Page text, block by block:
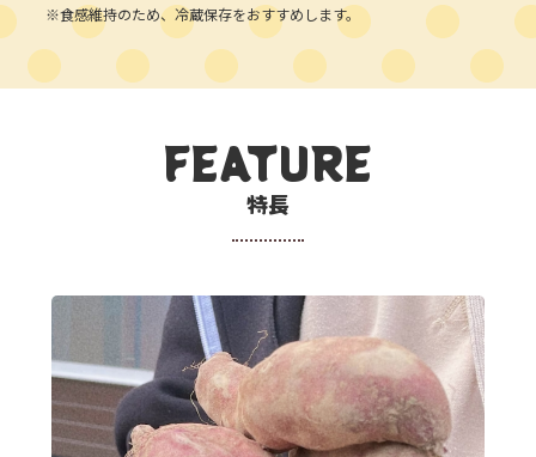
※食感維持のため、冷蔵保存をおすすめします。
FEATURE
特長